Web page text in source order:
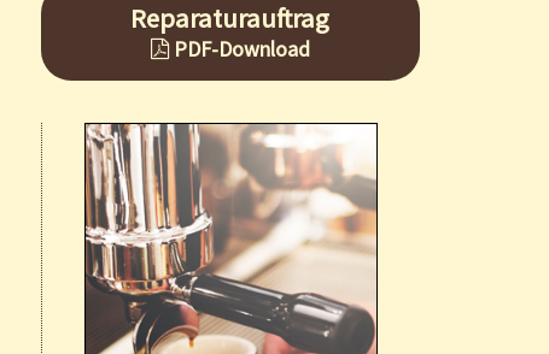
Reparaturauftrag
PDF-Download